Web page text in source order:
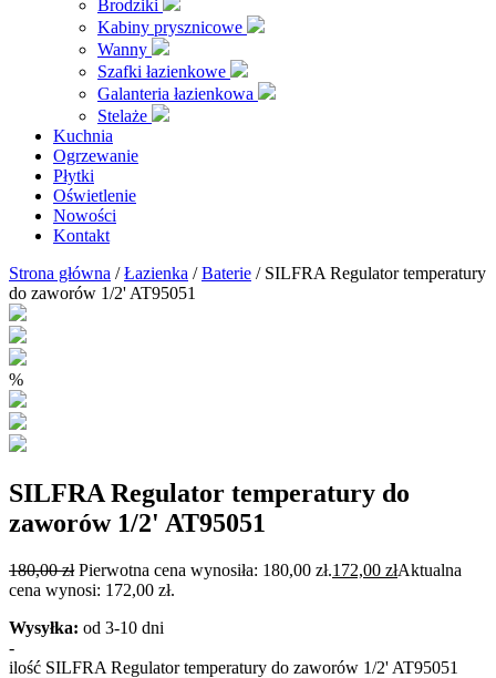
Brodziki
Kabiny prysznicowe
Wanny
Szafki łazienkowe
Galanteria łazienkowa
Stelaże
Kuchnia
Ogrzewanie
Płytki
Oświetlenie
Nowości
Kontakt
Strona główna /Łazienka /Baterie / SILFRA Regulator temperatury
do zaworów 1/2' AT95051
%
SILFRA Regulator temperatury do
zaworów 1/2' AT95051
180,00zł Pierwotna cena wynosiła: 180,00 zł.172,00 złAktualna
cena wynosi: 172,00 zł.
Wysyłka: od 3-10 dni
-
ilość SILFRA Regulator temperatury do zaworów 1/2' AT95051